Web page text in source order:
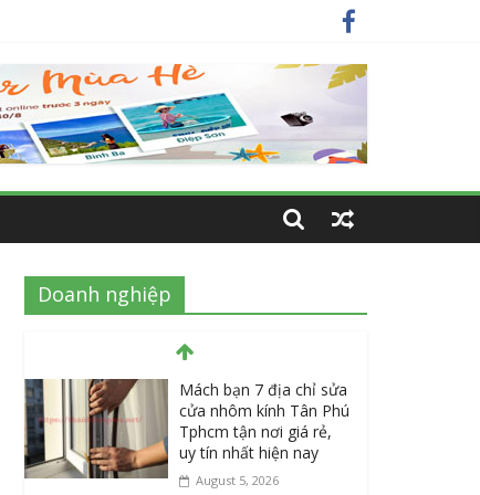
Doanh nghiệp
Mách bạn 7 địa chỉ sửa
cửa nhôm kính Tân Phú
Tphcm tận nơi giá rẻ,
uy tín nhất hiện nay
August 5, 2026